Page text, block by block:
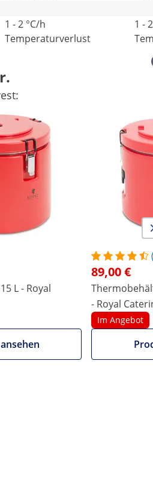
1 - 2 °C/h
Temperaturverlust
1 -
L - Royal
89,00 €
- Royal
Im Angebot